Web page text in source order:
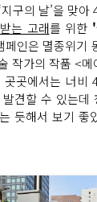
구의 날’을 맞아
는 고래를 위한 '
페인은 멸종위기
작가의 작품 <
곳곳에서는 너
발견할 수 있는데
듯해서 보기 좋